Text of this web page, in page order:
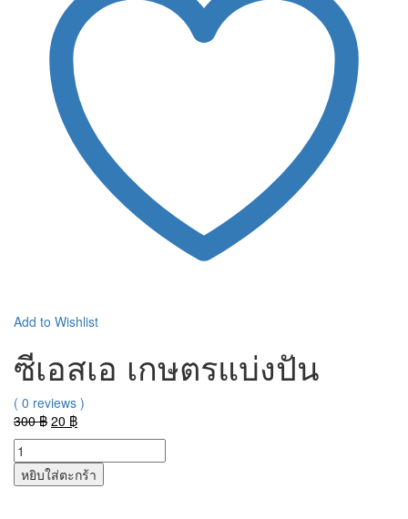
Add to Wishlist
ซีเอสเอ เกษตรแบ่งปัน
( 0 reviews )
300฿ Original
price
300 ฿.
20 ฿Current
price
20 ฿.
หยิบใส่ตะกร้า